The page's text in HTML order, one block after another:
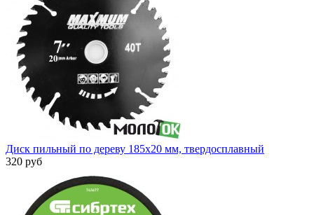
Диск пильный по дереву 185x20 мм, твердосплавный
320 руб